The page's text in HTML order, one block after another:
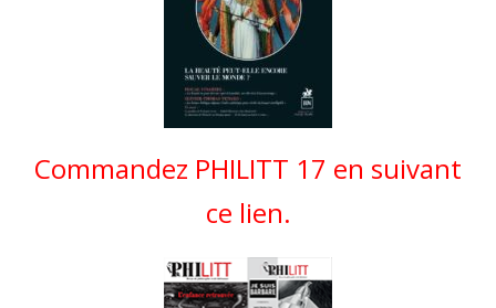
Commandez PHILITT 17 en suivant
ce lien.